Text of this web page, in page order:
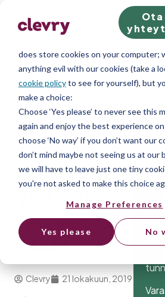
We know right? These cookie pop-ups
ruin your visit, so we’ll make this
does store cookies on your computer;
anything evil with our cookies (take a
cookie policyto see for yourself), but
make a choice:
Choose ‘Yes please’ to never see this
again and enjoy the best experience
choose ‘No way’ if you don’t want our
don’t mind maybe not seeing us at our
we will have to leave just one tiny
you're not asked to make this choice
Manage Preferences
Yes please No
Ota
Home»Blog»Viisi vinkkiä
työhaastatteluun
Viisi vinkkiä
työhaastatt
eluun
Clevry 21 lokakuun, 2019